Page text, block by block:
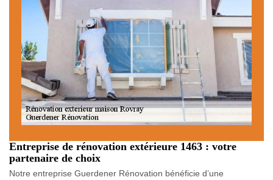
Entreprise de rénovation extérieure 1463 : votre
partenaire de choix
Notre entreprise Guerdener Rénovation bénéficie d’une